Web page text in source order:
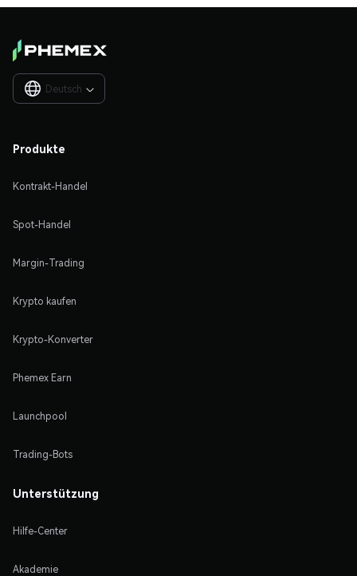
Deutsch 
Produkte
Kontrakt-Handel
Spot-Handel
Margin-Trading
Krypto kaufen
Krypto-Konverter
Phemex Earn
Launchpool
Trading-Bots
Unterstützung
Hilfe-Center
Akademie